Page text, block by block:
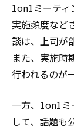
1on1ミーティ
実施頻度など
談は、上司が
また、実施時
行われるのが
一方、1on1ミ
して、話題も